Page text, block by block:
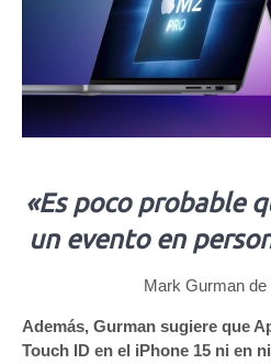
«Es poco probable
un evento en
Mark Gurman de
Además, Gurman sugiere que
Touch ID en el iPhone 15 ni en